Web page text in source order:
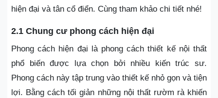
hiện đại và tân cổ điển. Cùng tham khảo chi tiết nhé!
2.1 Chung cư phong cách hiện đại
Phong cách hiện đại là phong cách thiết kế nội thất
phổ biến được lựa chọn bởi nhiều kiến trúc sư.
Phong cách này tập trung vào thiết kế nhỏ gọn và tiện
lợi. Bằng cách tối giản những nội thất rườm rà khiến